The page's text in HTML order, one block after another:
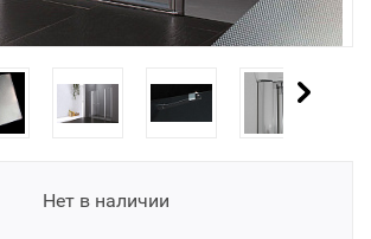
Нет в наличии